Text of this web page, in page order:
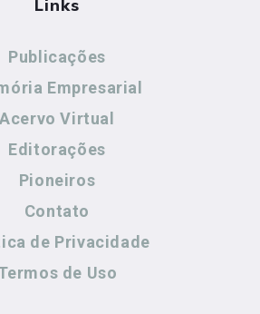
Links
Publicações
Empresarial
Acervo Virtual
Editorações
Pioneiros
Contato
de Privacidade
de Uso